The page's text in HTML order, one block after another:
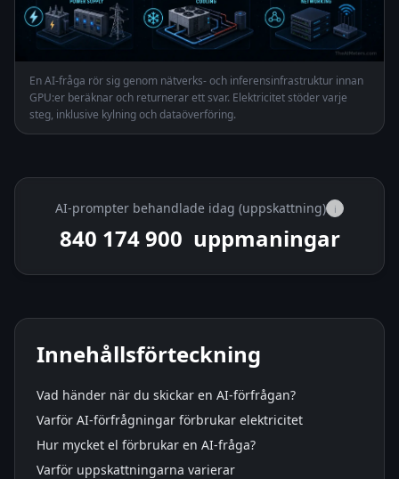
En AI-fråga rör sig genom nätverks- och inferensinfrastruktur innan
GPU:er beräknar och returnerar ett svar. Elektricitet stöder varje
steg, inklusive kylning och dataöverföring.
AI-prompter behandlade idag (uppskattning) i
840 194 900 uppmaningar
Innehållsförteckning
Vad händer när du skickar en AI-förfrågan?
Varför AI-förfrågningar förbrukar elektricitet
Hur mycket el förbrukar en AI-fråga?
Varför uppskattningarna varierar